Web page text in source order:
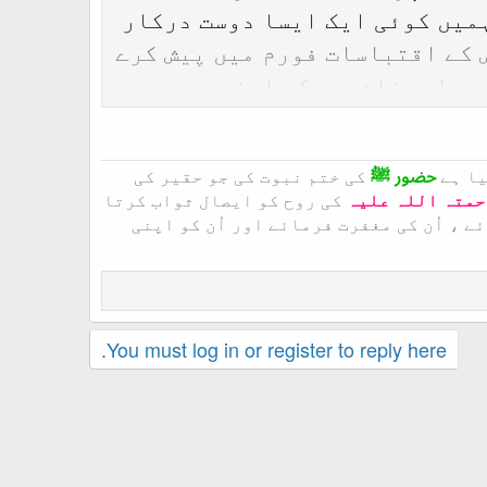
کوئی ایک ایسا دوست درکار
کے اقتباسات فورم میں پیش کرے
مرزائیوں کی اپنی ویب
ہےحضور ﷺ کی ختم نبوت کی جو حقیر کی
اللہ علیہ کی روح کو ایصال ثواب کرتا
، اُن کی مغفرت فرمائے اور اُن کو اپنی
You must log in or register to reply here.